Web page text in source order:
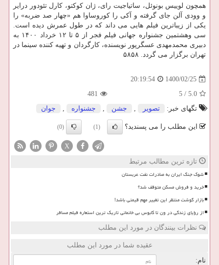
همچون لوییس بونوئل، ساتیاجیت رای، ژان کوکتو، کارل تئودور درایر
و وودی آلن جای گرفته و آکی را کوروساوا هم «چهار صد ضربه» را
یکی از زیباترین فیلم هایی می داند که در طول عمرش دیده است.
سی وهشتمین جشنواره جهانی فیلم فجر از ۵ تا ۱۲ خرداد ۱۴۰۰ به
دبیری محمدمهدی عسگرپور نویسنده، کارگردان و تهیه کننده سینما در
تهران برگزار می گردد. ۵۸۵۸
1400/02/25
20:19:54
5.0
/
5
481
تگهای خبر:
تصویر , جشن , جشنواره , جوان
این مطلب را می پسندید؟ (1)
(0)
X
تازه ترین مطالب مرتبط
شوک جنگ ایران به صادرات نفت عربستان
خرید و فروش مسکن متوقف شد؟
بازار گوشت منتظر این تغییر مهم قیمتی باشد!
از رؤیای زندگی در ون تا کابوس بی خانمانی تاریک ترین استعاره فیلم مسافر
نظرات بینندگان در مورد این مطلب
عقیده شما در مورد این مطلب
نام: